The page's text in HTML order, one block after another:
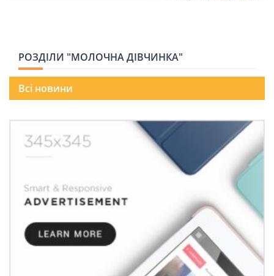
ЗДОРОВ’Я
ГОТУЄМО РАЗОМ
BEAUTY
РОЗДІЛИ "МОЛОЧНА ДІВЧИНКА"
Всі новини